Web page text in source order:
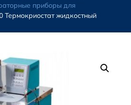
приборы для
Термокриостат жидкостный